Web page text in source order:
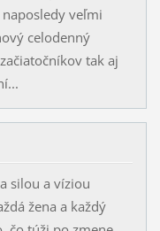
veľmi
celodenný
tak aj
silou a víziou
žena a každý